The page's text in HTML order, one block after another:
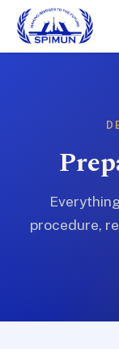
procedure,